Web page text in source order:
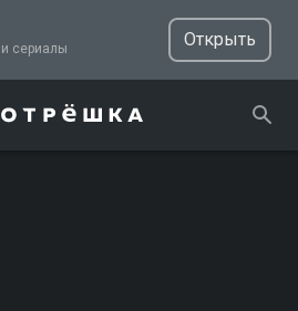
ТВ, фильмы и сериалы
Открыть